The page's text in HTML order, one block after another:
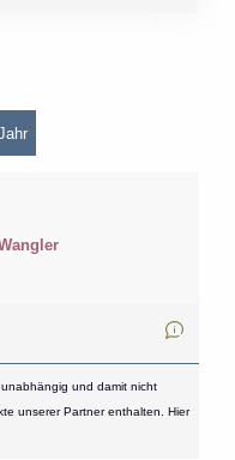
und damit nicht
unserer Partner enthalten. Hier